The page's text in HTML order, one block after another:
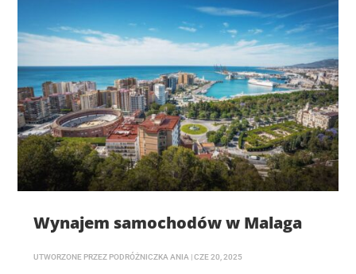
Wynajem samochodów w Malaga
UTWORZONE PRZEZ PODRÓŻNICZKA ANIA |CZE 20, 2025